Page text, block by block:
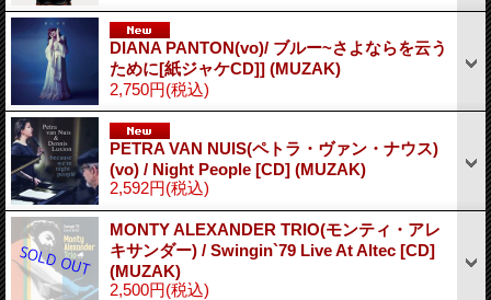
DIANA PANTON(vo)/ ブルー~さよならを云う
ために[紙ジャケCD]] (MUZAK)
2,750円(税込)
PETRA VAN NUIS(ペトラ・ヴァン・ナウス)
(vo) / Night People [CD] (MUZAK)
2,592円(税込)
MONTY ALEXANDER TRIO(モンティ・アレ
キサンダー) / Swingin`79 Live At Altec [CD]
(MUZAK)
2,500円(税込)